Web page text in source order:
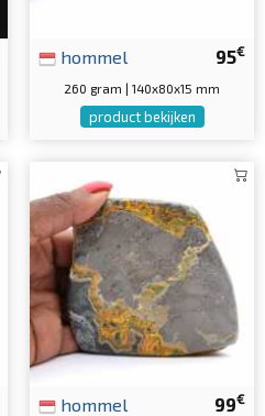
95€
hommel
260 gram | 140x80x15 mm
product bekijken
99€
hommel